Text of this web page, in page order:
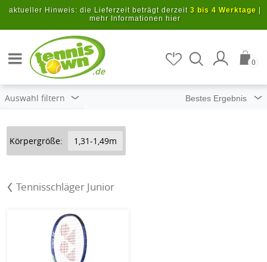
Zum Hauptinhalt springen
aktueller Hinweis: die Lieferzeit beträgt derzeit 3 bis 4 Werktage
mehr Informationen hier
.de
0
Auswahl filtern
Körpergröße: 1,31-1,49m
Tennisschläger Junior